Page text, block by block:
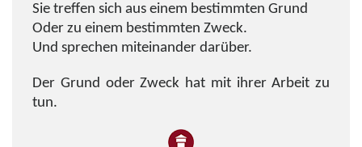
Sie treffen sich aus einem bestimmten Grund
Oder zu einem bestimmten Zweck.
Und sprechen miteinander darüber.
Der Grund oder Zweck hat mit ihrer Arbeit zu
tun.